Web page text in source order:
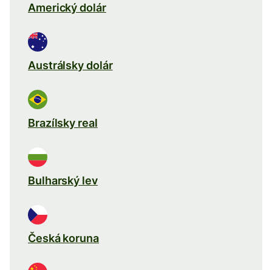
Americký dolár
Austrálsky dolár
Brazílsky real
Bulharský lev
Česká koruna